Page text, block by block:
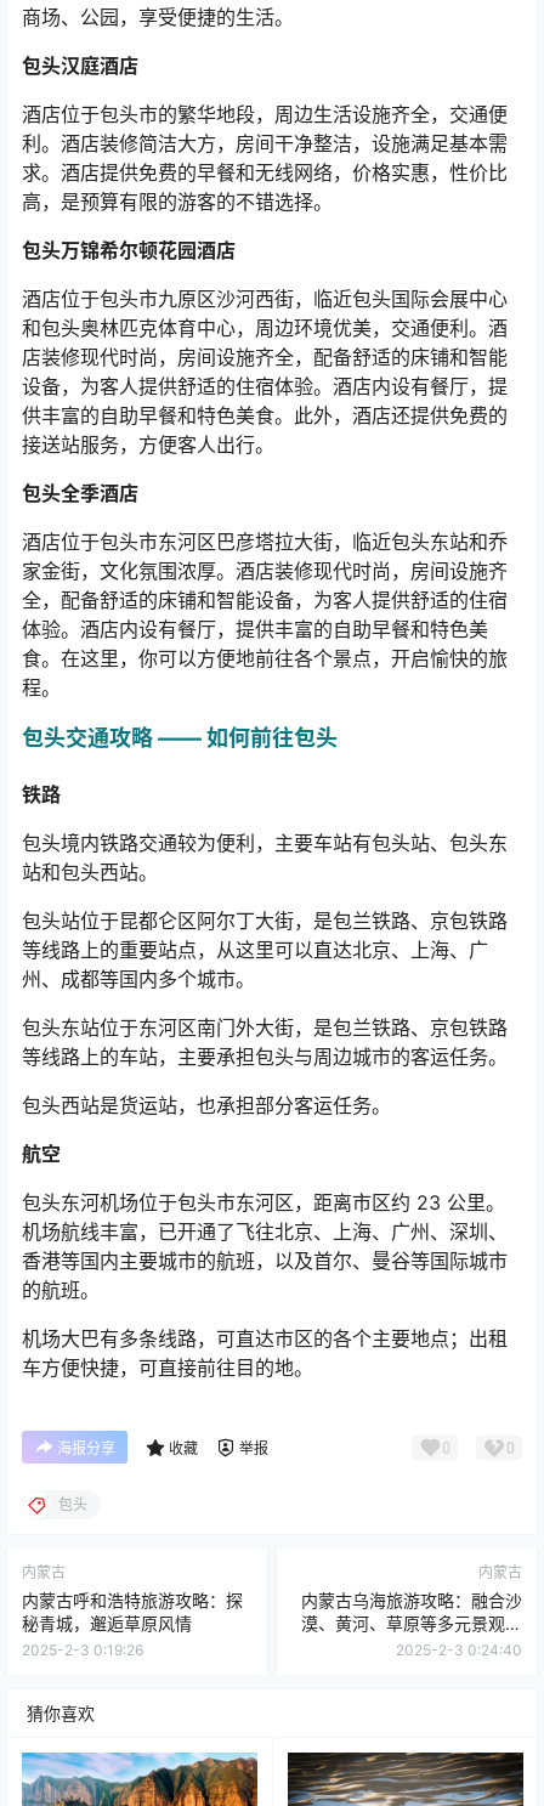
商场、公园，享受便捷的生活。
包头汉庭酒店
酒店位于包头市的繁华地段，周边生活设施齐全，交通便
利。酒店装修简洁大方，房间干净整洁，设施满足基本需
求。酒店提供免费的早餐和无线网络，价格实惠，性价比
高，是预算有限的游客的不错选择。
包头万锦希尔顿花园酒店
酒店位于包头市九原区沙河西街，临近包头国际会展中心
和包头奥林匹克体育中心，周边环境优美，交通便利。酒
店装修现代时尚，房间设施齐全，配备舒适的床铺和智能
设备，为客人提供舒适的住宿体验。酒店内设有餐厅，提
供丰富的自助早餐和特色美食。此外，酒店还提供免费的
接送站服务，方便客人出行。
包头全季酒店
酒店位于包头市东河区巴彦塔拉大街，临近包头东站和乔
家金街，文化氛围浓厚。酒店装修现代时尚，房间设施齐
全，配备舒适的床铺和智能设备，为客人提供舒适的住宿
体验。酒店内设有餐厅，提供丰富的自助早餐和特色美
食。在这里，你可以方便地前往各个景点，开启愉快的旅
程。
包头交通攻略——如何前往包头
铁路
包头境内铁路交通较为便利，主要车站有包头站、包头东
站和包头西站。
包头站位于昆都仑区阿尔丁大街，是包兰铁路、京包铁路
等线路上的重要站点，从这里可以直达北京、上海、广
州、成都等国内多个城市。
包头东站位于东河区南门外大街，是包兰铁路、京包铁路
等线路上的车站，主要承担包头与周边城市的客运任务。
包头西站是货运站，也承担部分客运任务。
航空
包头东河机场位于包头市东河区，距离市区约 23 公里。
机场航线丰富，已开通了飞往北京、上海、广州、深圳、
香港等国内主要城市的航班，以及首尔、曼谷等国际城市
的航班。
机场大巴有多条线路，可直达市区的各个主要地点；出租
车方便快捷，可直接前往目的地。
海报分享 收藏 举报 0 0
包头
内蒙古
内蒙古呼和浩特旅游攻略：探
秘青城，邂逅草原风情
2025-2-3 0:19:26
内蒙古
内蒙古乌海旅游攻略：融合沙
漠、黄河、草原等多元景观的
独特风貌
2025-2-3 0:24:40
猜你喜欢